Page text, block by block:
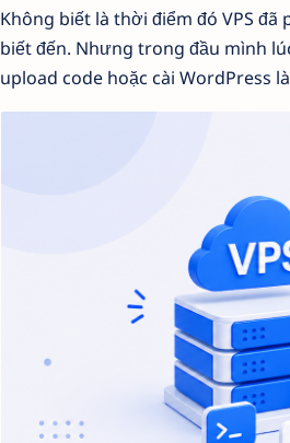
Không biết là thời điểm đó VPS
biết đến. Nhưng trong đầu mình
upload code hoặc cài WordPress